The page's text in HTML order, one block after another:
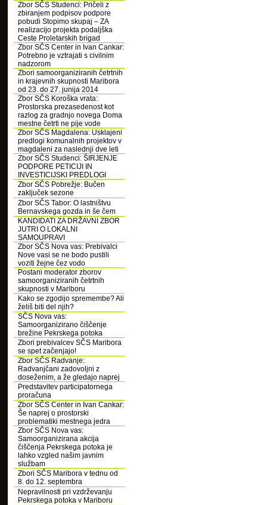
Zbor SČS Studenci: Pričeli z
zbiranjem podpisov podpore
pobudi Stopimo skupaj – ZA
realizacijo projekta podaljška
Ceste Proletarskih brigad
Zbor SČS Center in Ivan Cankar:
Potrebno je vztrajati s civilnim
nadzorom
Zbori samoorganiziranih četrtnih
in krajevnih skupnosti Maribora
od 23. do 27. junija 2014
Zbor SČS Koroška vrata:
Prostorska prezasedenost kot
razlog za gradnjo novega Doma
mestne četrti ne pije vode
Zbor SČS Magdalena: Usklajeni
predlogi komunalnih projektov v
magdaleni za naslednji dve leti
Zbor SČS Studenci: ŠIRJENJE
PODPORE PETICIJI IN
INVESTICIJSKI PREDLOGI
Zbor SČS Pobrežje: Bučen
zaključek sezone
Zbor SČS Tabor: O lastništvu
Bernavskega gozda in še čem
KANDIDATI ZA DRŽAVNI ZBOR
JUTRI O LOKALNI
SAMOUPRAVI
Zbor SČS Nova vas: Prebivalci
Nove vasi se ne bodo pustili
voziti žejne čez vodo
Postani moderator zborov
samoorganiziranih četrtnih
skupnosti v Mariboru
Kako se zgodijo spremembe? Ali
želiš biti del njih?
SČS Nova vas:
Samoorganizirano čiščenje
brežine Pekrskega potoka
Zbori prebivalcev SČS Maribora
se spet začenjajo!
Zbor SČS Radvanje:
Radvanjčani zadovoljni z
doseženim, a že gledajo naprej
Predstavitev participatornega
proračuna
Zbor SČS Center in Ivan Cankar:
Še naprej o prostorski
problematiki mestnega jedra
Zbor SČS Nova vas:
Samoorganizirana akcija
čiščenja Pekrskega potoka je
lahko vzgled našim javnim
službam
Zbori SČS Maribora v tednu od
8. do 12. septembra
Nepravilnosti pri vzdrževanju
Pekrskega potoka v Mariboru